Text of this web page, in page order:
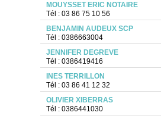
MOUYSSET ERIC NOTAIRE
Tél : 03 86 75 10 56
BENJAMIN AUDEUX SCP
Tél : 0386663004
JENNIFER DEGREVE
Tél : 0386419416
INES TERRILLON
Tél : 03 86 41 12 32
OLIVIER XIBERRAS
Tél : 0386441030